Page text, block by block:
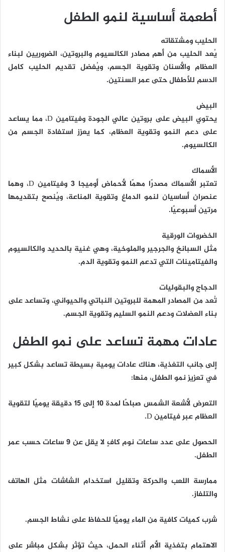
أطعمة أساسية لنمو الطفل
الحليب ومشتقاته
يُعد الحليب من أهم مصادر الكالسيوم والبروتين، الضروريين لبناء
العظام والأسنان وتقوية الجسم، ويُفضل تقديم الحليب كامل
الدسم للأطفال حتى عمر السنتين.
البيض
يحتوي البيض على بروتين عالي الجودة وفيتامين D، مما يساعد
على دعم النمو وتقوية العظام، كما يعزز استفادة الجسم من
الكالسيوم.
الأسماك
تعتبر الأسماك مصدرًا مهمًا لأحماض أوميجا 3 وفيتامين D، وهما
عنصران أساسيان لنمو الدماغ وتقوية المناعة، ويُنصح بتقديمها
مرتين أسبوعيًا.
الخضروات الورقية
مثل السبانخ والجرجير والملوخية، وهي غنية بالحديد والكالسيوم
والفيتامينات التي تدعم النمو وتقوية الدم.
الدجاج والبقوليات
تُعد من المصادر المهمة للبروتين النباتي والحيواني، وتساعد على
بناء العضلات ودعم النمو السليم وتقوية الجسم.
عادات مهمة تساعد على نمو الطفل
إلى جانب التغذية، هناك عادات يومية بسيطة تساعد بشكل كبير
في تعزيز نمو الطفل، منها:
التعرض لأشعة الشمس صباحًا لمدة 10 إلى 15 دقيقة يوميًا لتقوية
العظام عبر فيتامين D.
الحصول على عدد ساعات نوم كافٍ لا يقل عن 9 ساعات حسب عمر
الطفل.
ممارسة اللعب والحركة وتقليل استخدام الشاشات مثل الهاتف
والتلفاز.
شرب كميات كافية من الماء يوميًا للحفاظ على نشاط الجسم.
الاهتمام بتغذية الأم أثناء الحمل، حيث تؤثر بشكل مباشر على